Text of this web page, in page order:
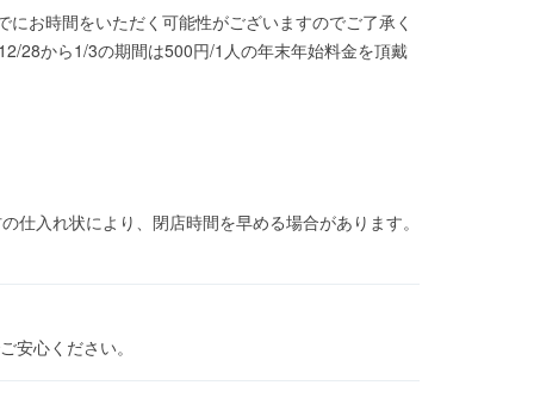
お時間をいただく可能性がございますのでご了承く
28から1/3の期間は500円/1人の年末年始料金を頂戴
入れ状により、閉店時間を早める場合があります。
安心ください。